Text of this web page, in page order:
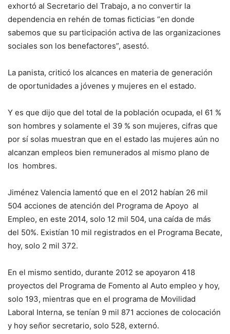
exhortó al Secretario del Trabajo, a no convertir la
dependencia en rehén de tomas ficticias “en donde
sabemos que su participación activa de las organizaciones
sociales son los benefactores”, asestó.
La panista, criticó los alcances en materia de generación
de oportunidades a jóvenes y mujeres en el estado.
Y es que dijo que del total de la población ocupada, el 61 %
son hombres y solamente el 39 % son mujeres, cifras que
por sí solas muestran que en el estado las mujeres aún no
alcanzan empleos bien remunerados al mismo plano de
los hombres.
Jiménez Valencia lamentó que en el 2012 habían 26 mil
504 acciones de atención del Programa de Apoyo al
Empleo, en este 2014, solo 12 mil 504, una caída de más
del 50%. Existían 10 mil registrados en el Programa Becate,
hoy, solo 2 mil 372.
En el mismo sentido, durante 2012 se apoyaron 418
proyectos del Programa de Fomento al Auto empleo y hoy,
solo 193, mientras que en el programa de Movilidad
Laboral Interna, se tenían 9 mil 871 acciones de colocación
y hoy señor secretario, solo 528, externó.